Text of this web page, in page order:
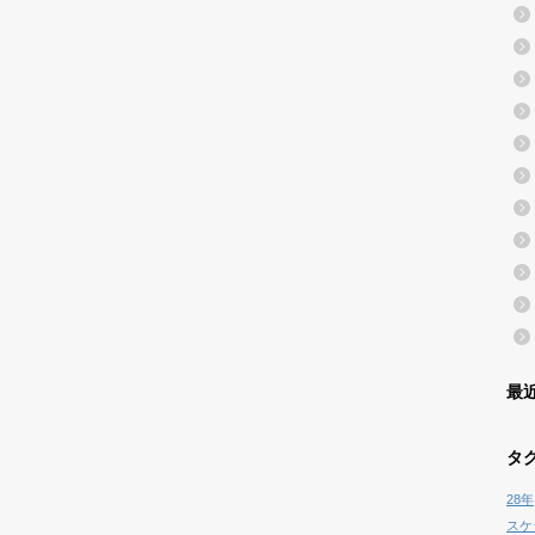
最
タ
28年
ス